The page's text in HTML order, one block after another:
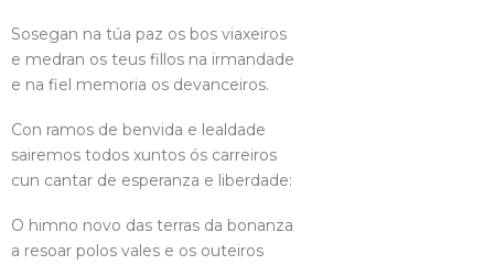
Sosegan na túa paz os bos viaxeiros
e medran os teus fillos na irmandade
e na fiel memoria os devanceiros.
Con ramos de benvida e lealdade
sairemos todos xuntos ós carreiros
cun cantar de esperanza e liberdade:
O himno novo das terras da bonanza
a resoar polos vales e os outeiros